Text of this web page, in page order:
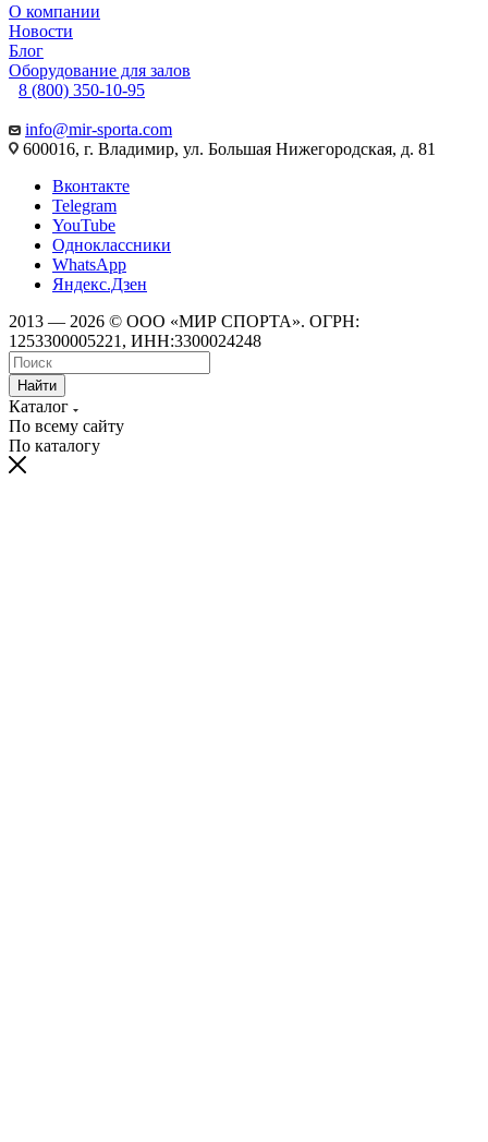
О компании
Новости
Блог
Оборудование для залов
8 (800) 350-10-95
info@mir-sporta.com
600016, г. Владимир, ул. Большая Нижегородская, д. 81
Вконтакте
Telegram
YouTube
Одноклассники
WhatsApp
Яндекс.Дзен
2013 — 2026 © ООО «МИР СПОРТА». ОГРН:
1253300005221, ИНН:3300024248
Найти
Каталог
По всему сайту
По каталогу